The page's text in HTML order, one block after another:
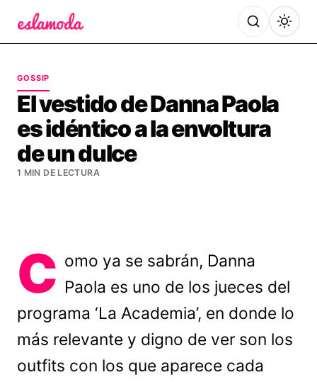
GOSSIP
El vestido de Danna Paola
es idéntico a la envoltura
de un dulce
1 MIN DE LECTURA
C omo ya se sabrán, Danna
Paola es uno de los jueces del
programa ‘La Academia’, en donde lo
más relevante y digno de ver son los
outfits con los que aparece cada